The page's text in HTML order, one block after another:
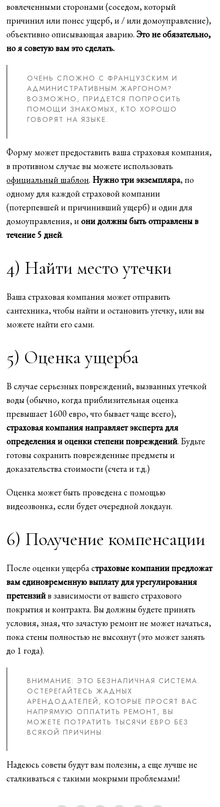
вовлеченными сторонами (соседом, который
причинил или понес ущерб, и / или домоуправление),
объективно описывающая аварию.Это не обязательно,
но я советую вам это сделать.
ОЧЕНЬ СЛОЖНО С ФРАНЦУЗСКИМ И
АДМИНИСТРАТИВНЫМ ЖАРГОНОМ?
ВОЗМОЖНО, ПРИДЕТСЯ ПОПРОСИТЬ
ПОМОЩИ ЗНАКОМЫХ, КТО ХОРОШО
ГОВОРЯТ НА ЯЗЫКЕ.
Форму может предоставить ваша страховая компания,
в противном случае вы можете использовать
официальный шаблон. Нужно три экземпляра, по
одному для каждой страховой компании
(потерпевшей и причинивший ущерб) и один для
домоуправления, иони должны быть отправлены в
течение 5 дней.
4) Найти место утечки
Ваша страховая компания может отправить
сантехника, чтобы найти и остановить утечку, или вы
можете найти его сами.
5) Оценка ущерба
В случае серьезных повреждений, вызванных утечкой
воды (обычно, когда приблизительная оценка
превышает 1600 евро, что бывает чаще всего),
страховая компания направляет эксперта для
определения и оценки степени повреждений. Будьте
готовы сохранить поврежденные предметы и
доказательства стоимости (счета и т.д.)
Оценка может быть проведена с помощью
видеозвонка, если будет очередной локдаун.
6) Получение компенсации
После оценки ущерба страховые компании предложат
вам единовременную выплату для урегулирования
претензийв зависимости от вашего страхового
покрытия и контракта. Вы должны будете принять
условия, зная, что зачастую ремонт не может начаться,
пока стены полностью не высохнут (это может занять
до 1 года).
ВНИМАНИЕ: ЭТО БЕЗНАЛИЧНАЯ СИСТЕМА.
ОСТЕРЕГАЙТЕСЬ ЖАДНЫХ
АРЕНДОДАТЕЛЕЙ, КОТОРЫЕ ПРОСЯТ ВАС
НАПРЯМУЮ ОПЛАТИТЬ РЕМОНТ, ВЫ
МОЖЕТЕ ПОТРАТИТЬ ТЫСЯЧИ ЕВРО БЕЗ
ВСЯКОЙ ПРИЧИНЫ.
Надеюсь советы будут вам полезны, а еще лучше не
сталкиваться с такими мокрыми проблемами!